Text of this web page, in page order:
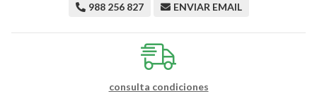
988 256 827 ENVIAR EMAIL
consulta condiciones